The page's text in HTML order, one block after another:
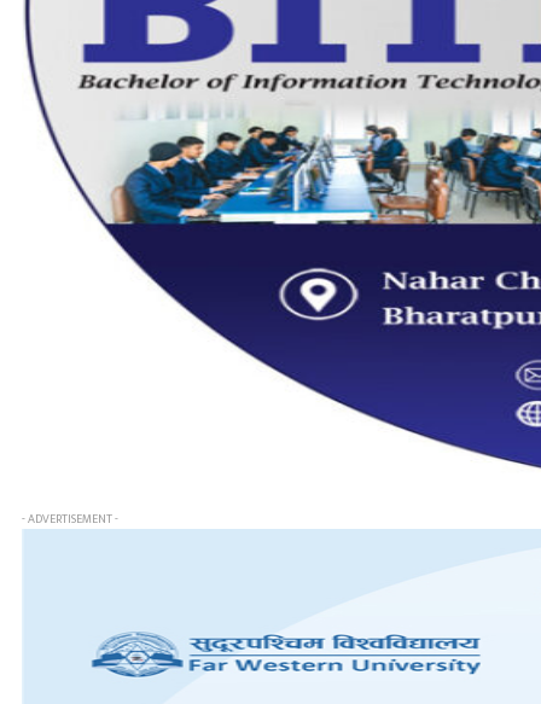
- ADVERTISEMENT -